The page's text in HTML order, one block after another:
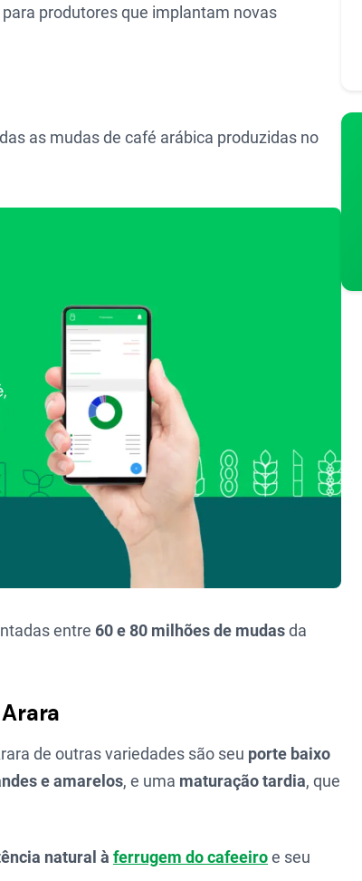
produtores que implantam novas
as mudas de café arábica produzidas no
entre 60 e 80 milhões de mudasda
de outras variedades são seu porte baixo
e amarelos, e uma maturação tardia, que
natural à ferrugem do cafeeiroe seu